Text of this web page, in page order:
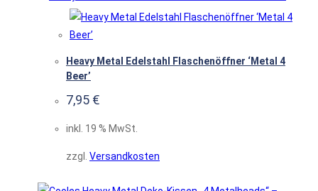
Heavy Metal Edelstahl Flaschenöffner ‘Metal 4
Beer’
7,95 €
inkl. 19 % MwSt.
zzgl. Versandkosten